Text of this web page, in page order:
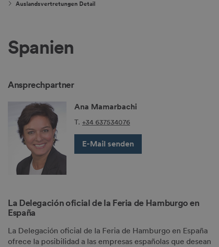
Auslandsvertretungen Detail
Spanien
Ansprechpartner
Ana Mamarbachi
T. +34 637534076
E-Mail senden
La Delegación oficial de la Feria de Hamburgo en
España
La Delegación oficial de la Feria de Hamburgo en España
ofrece la posibilidad a las empresas españolas que desean